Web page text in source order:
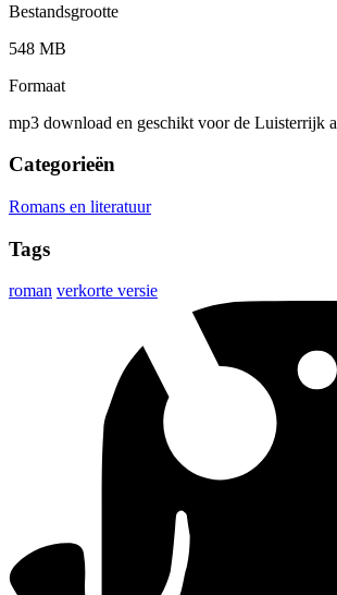
Bestandsgrootte
548 MB
Formaat
mp3 download en geschikt voor de Luisterrijk
Categorieën
Romans en literatuur
Tags
roman verkorte versie